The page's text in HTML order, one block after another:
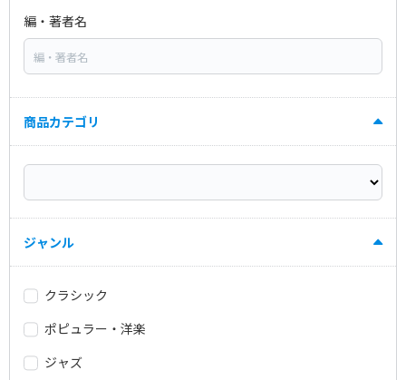
編・著者名
商品カテゴリ
ジャンル
クラシック
ポピュラー・洋楽
ジャズ